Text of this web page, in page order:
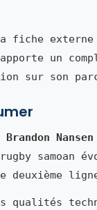
fiche
apporte un
sur son
Brandon Nansen
samoan
deuxième
qualités